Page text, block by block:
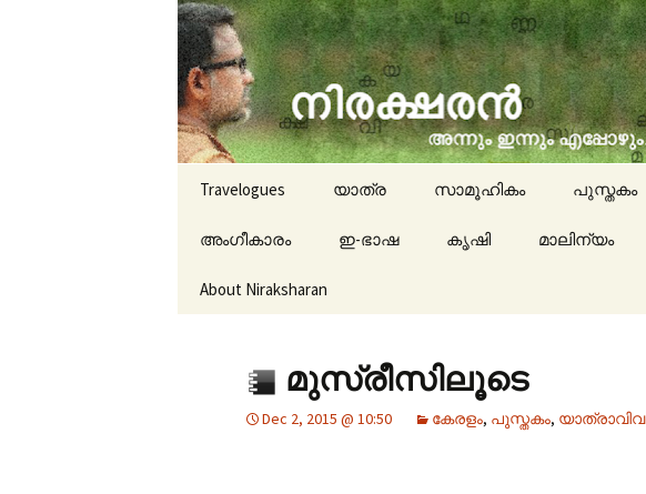
niraksharan
travelogues, book reviews, social issues,
Skip to content
Travelogues യാത്ര സാമൂഹികം പുസ്തകം
അംഗീകാരം ഇ-ഭാഷ കൃഷി മാലിന്യം
About Niraksharan
മുസ്‌രീസിലൂടെ
Dec 2, 2015 @ 10:50 കേരളം, പുസ്തകം,